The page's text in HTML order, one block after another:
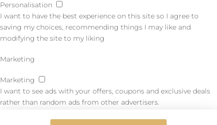
Personalisation
I want to have the best experience on this site so I agree to
saving my choices, recommending things I may like and
modifying the site to my liking
Marketing
Marketing
I want to see ads with your offers, coupons and exclusive deals
rather than random ads from other advertisers.
AGREE TO SELECTED